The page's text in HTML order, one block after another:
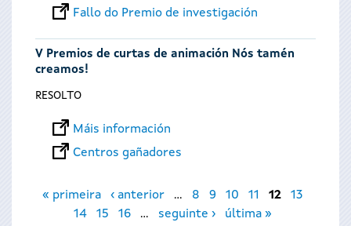
Fallo do Premio de investigación
V Premios de curtas de animación Nós tamén
creamos!
RESOLTO
Máis información
Centros gañadores
Páxinas
« primeira ‹ anterior … 8 9 10 11 12
13
14
15 16 … seguinte › última »